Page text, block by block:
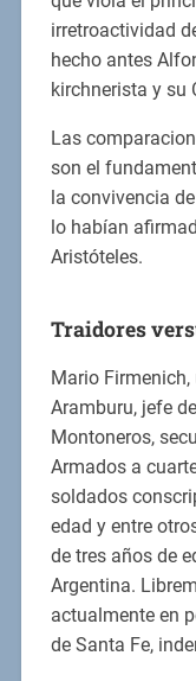
irretroactividad
hecho antes
kirchnerista y su
Las
son el
la convivencia
lo habían
Aristóteles.
Traidores
Mario Firmenich,
Aramburu, jefe
Montoneros,
Armados a
soldados
edad y entre
de tres años de
Argentina.
actualmente en
de Santa Fe,